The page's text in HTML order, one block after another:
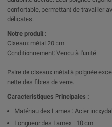
confortable, permettant de travailler
délicates.
Notre produit :
Ciseaux métal 20 cm
Conditionnement: Vendu à l'unité
Paire de ciseaux métal à poignée
nette des fibres de verre.
Caractéristiques Principales :
Matériau des Lames : Acier
Longueur des Lames : 10 cm